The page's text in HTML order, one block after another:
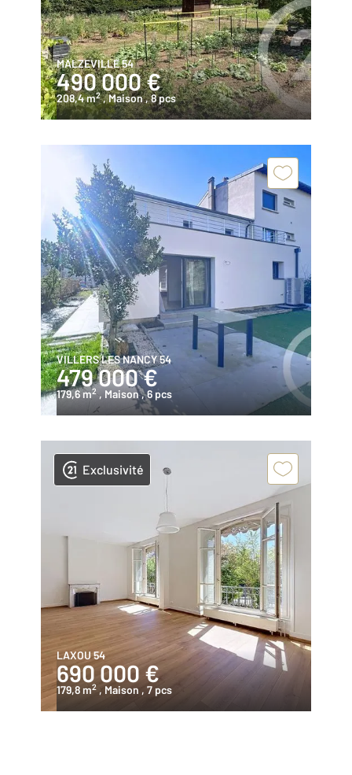
MALZEVILLE 54
490 000 €
208,4 m2 , Maison, 8 pcs
VILLERS LES NANCY 54
479 000 €
179,6 m2 , Maison, 6 pcs
Exclusivité
LAXOU 54
690 000 €
179,8 m2 , Maison , 7 pcs